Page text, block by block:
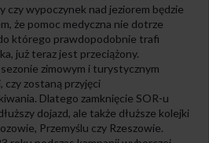
czy wypoczynek nad jeziorem będzie
że pomoc medyczna nie dotrze
którego prawdopodobnie trafi
już teraz jest przeciążony.
zimowym i turystycznym
czy zostaną przyjęci
Dlatego zamknięcie SOR-u
dojazd, ale także dłuższe kolejki
Przemyślu czy Rzeszowie.